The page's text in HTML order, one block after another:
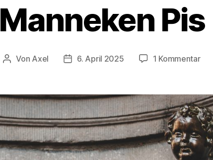
Manneken Pis
Beitragsautor
Von Axel Veröffentlichungsdatum
6. April 2025 1 Kommentarzu